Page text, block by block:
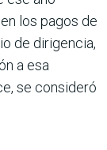
los pagos de
de dirigencia,
a esa
se consideró